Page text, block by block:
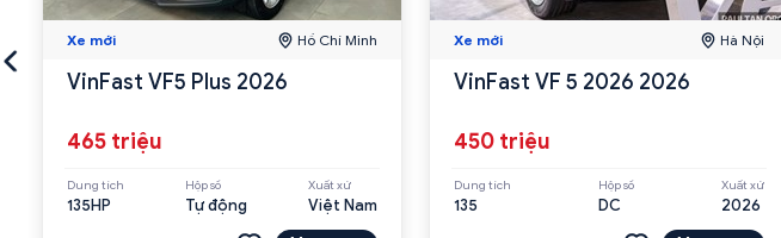
Xe mới Hồ Chí Minh
VinFast VF5 Plus 2026
465 triệu
Dung tích
135HP
Hộp số
Tự động
Xuất xứ
Việt Nam
Xe mới Hà Nội
VinFast VF 5 2026 2026
450 triệu
Dung tích
135
Hộp số
DC
Xuất xứ
2026